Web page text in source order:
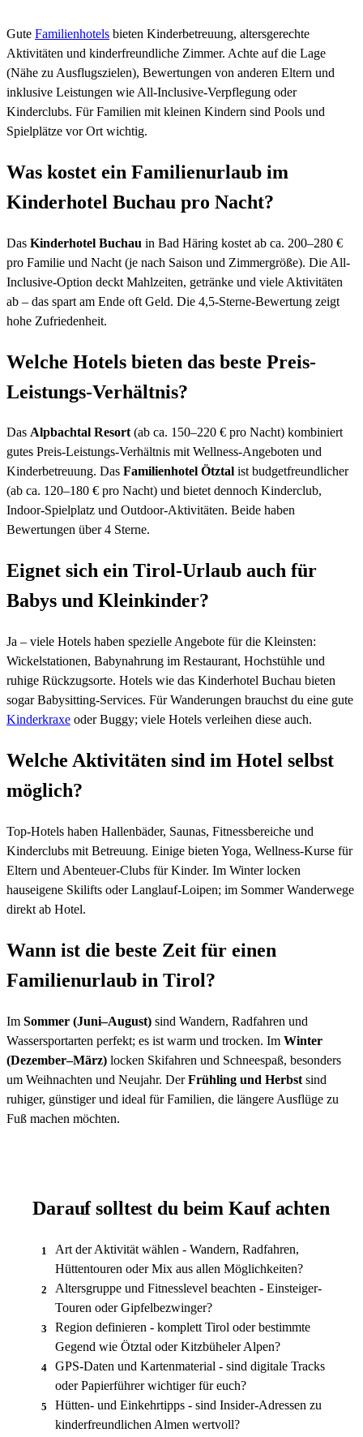
Gute Familienhotels bieten Kinderbetreuung, altersgerechte
Aktivitäten und kinderfreundliche Zimmer. Achte auf die Lage
(Nähe zu Ausflugszielen), Bewertungen von anderen Eltern und
inklusive Leistungen wie All-Inclusive-Verpflegung oder
Kinderclubs. Für Familien mit kleinen Kindern sind Pools und
Spielplätze vor Ort wichtig.
Was kostet ein Familienurlaub im
Kinderhotel Buchau pro Nacht?
Das Kinderhotel Buchau in Bad Häring kostet ab ca. 200–280 €
pro Familie und Nacht (je nach Saison und Zimmergröße). Die All-
Inclusive-Option deckt Mahlzeiten, getränke und viele Aktivitäten
ab – das spart am Ende oft Geld. Die 4,5-Sterne-Bewertung zeigt
hohe Zufriedenheit.
Welche Hotels bieten das beste Preis-
Leistungs-Verhältnis?
Das Alpbachtal Resort(ab ca. 150–220 € pro Nacht) kombiniert
gutes Preis-Leistungs-Verhältnis mit Wellness-Angeboten und
Kinderbetreuung. Das Familienhotel Ötztal ist budgetfreundlicher
(ab ca. 120–180 € pro Nacht) und bietet dennoch Kinderclub,
Indoor-Spielplatz und Outdoor-Aktivitäten. Beide haben
Bewertungen über 4 Sterne.
Eignet sich ein Tirol-Urlaub auch für
Babys und Kleinkinder?
Ja – viele Hotels haben spezielle Angebote für die Kleinsten:
Wickelstationen, Babynahrung im Restaurant, Hochstühle und
ruhige Rückzugsorte. Hotels wie das Kinderhotel Buchau bieten
sogar Babysitting-Services. Für Wanderungen brauchst du eine gute
Kinderkraxe oder Buggy; viele Hotels verleihen diese auch.
Welche Aktivitäten sind im Hotel selbst
möglich?
Top-Hotels haben Hallenbäder, Saunas, Fitnessbereiche und
Kinderclubs mit Betreuung. Einige bieten Yoga, Wellness-Kurse für
Eltern und Abenteuer-Clubs für Kinder. Im Winter locken
hauseigene Skilifts oder Langlauf-Loipen; im Sommer Wanderwege
direkt ab Hotel.
Wann ist die beste Zeit für einen
Familienurlaub in Tirol?
Im Sommer (Juni–August) sind Wandern, Radfahren und
Wassersportarten perfekt; es ist warm und trocken. Im Winter
(Dezember–März) locken Skifahren und Schneespaß, besonders
um Weihnachten und Neujahr. DerFrühling und Herbst sind
ruhiger, günstiger und ideal für Familien, die längere Ausflüge zu
Fuß machen möchten.
Darauf solltest du beim Kauf achten
1
Art der Aktivität wählen - Wandern, Radfahren,
Hüttentouren oder Mix aus allen Möglichkeiten?
2
Altersgruppe und Fitnesslevel beachten - Einsteiger-
Touren oder Gipfelbezwinger?
3
Region definieren - komplett Tirol oder bestimmte
Gegend wie Ötztal oder Kitzbüheler Alpen?
4
GPS-Daten und Kartenmaterial - sind digitale Tracks
oder Papierführer wichtiger für euch?
5
Hütten- und Einkehrtipps - sind Insider-Adressen zu
kinderfreundlichen Almen wertvoll?